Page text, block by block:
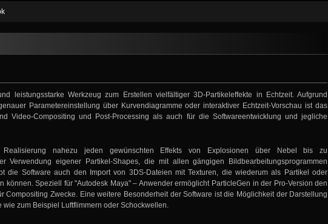
leistungsstarke Werkzeug zum Erstellen vielfältiger 3D-Partikeleffekte in Echtzeit. Aufgrund
Parametereinstellung über Kurvendiagramme oder interaktiver Echtzeit-Vorschau ist das
Video-Compositing und Post-Processing als auch für die Softwareentwicklung und jegliche
nahezu jeden gewünschten Effekts von Explosionen über Nebel bis zu
Verwendung eigener Partikel-Shapes, die mit allen gängigen Bildbearbeitungsprogrammen
die Software auch den Import von 3DS-Dateien mit Texturen, die wiederum als Partikel oder
können. Speziell für "Autodesk Maya" – Anwender ermöglicht ParticleGen in der Pro-Version den
Compositing Zwecke. Eine weitere Besonderheit der Software ist die Möglichkeit der Darstellung
wie zum Beispiel Luftflimmern oder Schockwellen.